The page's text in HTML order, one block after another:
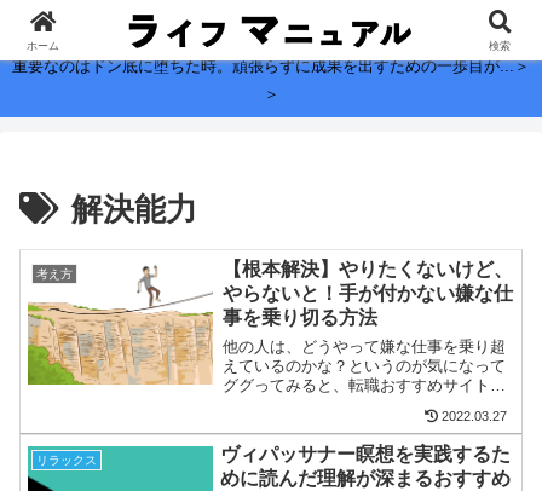
子どもに残したい、お金よりも大切なこと。
重要なのはドン底に堕ちた時。頑張らずに成果を出すための一歩目が...＞
＞
解決能力
考え方
【根本解決】やりたくないけど、
やらないと！手が付かない嫌な仕
事を乗り切る方法
他の人は、どうやって嫌な仕事を乗り超
えているのかな？というのが気になって
ググってみると、転職おすすめサイトが
多く出てくる。そして開いてみると、
「プライベートを充実さえる」「仕事が
終わったときのご褒美を考える」「とり
あえず趣味に走る」ハリボテ...
2022.03.27
リラックス
ヴィパッサナー瞑想を実践するた
めに読んだ理解が深まるおすすめ
ホーム 検索